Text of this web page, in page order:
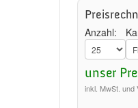
Anzahl:
unser
inkl. MwSt. und